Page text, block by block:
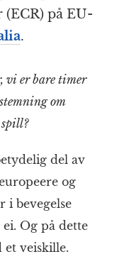
på EU-
.
vi er bare timer
om
del av
og
i bevegelse
Og på dette
veiskille.